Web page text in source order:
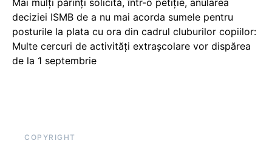
Mai mulți părinți solicită, într-o petiție, anularea
deciziei ISMB de a nu mai acorda sumele pentru
posturile la plata cu ora din cadrul cluburilor copiilor:
Multe cercuri de activități extrașcolare vor dispărea
de la 1 septembrie
COPYRIGHT